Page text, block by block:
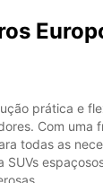
prática e
Com uma
todas as
SUVs